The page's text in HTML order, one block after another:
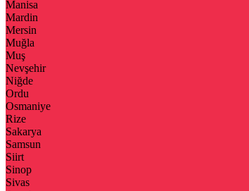
Manisa
Mardin
Mersin
Muğla
Muş
Nevşehir
Niğde
Ordu
Osmaniye
Rize
Sakarya
Samsun
Siirt
Sinop
Sivas